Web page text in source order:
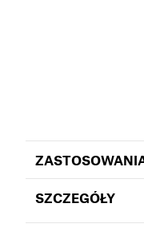
SZCZEGÓŁY